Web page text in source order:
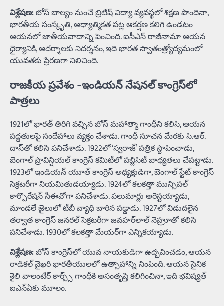
విశ్లేషణ:బోస్ బాల్యం నుంచే బ్రిటిష్ విద్యా వ్యవస్థలో శిక్షణ పొందినా,
భారతీయ సంస్కృతి, ఆధ్యాత్మికత పట్ల ఆకర్షణ కలిగి ఉండటం
ఆయనలో జాతీయవాదాన్ని పెంచింది. ఐసీఎస్ రాజీనామా ఆయన
ధైర్యానికి, ఆదర్శాలకు నిదర్శనం, ఇది భారత స్వాతంత్ర్యోద్యమంలో
యువతకు ప్రేరణగా నిలిచింది.
రాజకీయ ప్రవేశం -ఇండియన్ నేషనల్ కాంగ్రెస్‌లో
పాత్రలు
1921లో భారత్ తిరిగి వచ్చిన బోస్ మహాత్మా గాంధీని కలిసి, ఆయన
పద్ధతులపై సందేహాలు వ్యక్తం చేశాడు. గాంధీ సూచన మేరకు సి.ఆర్.
దాస్‌తో కలిసి పనిచేశాడు. 1922లో ‘స్వరాజ్’ పత్రిక స్థాపించాడు,
బెంగాల్ ప్రావిన్షియల్ కాంగ్రెస్ కమిటీలో పబ్లిసిటీ బాధ్యతలు చేపట్టాడు.
1923లో ఇండియన్ యూత్ కాంగ్రెస్ అధ్యక్షుడిగా, బెంగాల్ స్టేట్ కాంగ్రెస్
సెక్రటరీగా నియమితుడయ్యాడు. 1924లో కలకత్తా మున్సిపల్
కార్పొరేషన్ సీఈవోగా పనిచేశాడు. పలుమార్లు అరెస్టయ్యాడు,
మాండలే జైలులో టీబీ వ్యాధి బారిన పడ్డాడు. 1927లో విడుదలైన
తర్వాత కాంగ్రెస్ జనరల్ సెక్రటరీగా జవహర్‌లాల్ నెహ్రూతో కలిసి
పనిచేశాడు. 1930లో కలకత్తా మేయర్‌గా ఎన్నికయ్యాడు.
విశ్లేషణ:బోస్ కాంగ్రెస్‌లో యువ నాయకుడిగా ఉద్భవించడం, ఆయన
రాడికల్ వైఖరి భారతీయులలో ఉత్సాహాన్ని నింపింది. ఆయన సైనిక
శైలి వాలంటీర్ కార్ప్స్ గాంధీకి అసంతృప్తి కలిగించినా, ఇది భవిష్యత్
ఐఎన్‌ఏకు మూలం.